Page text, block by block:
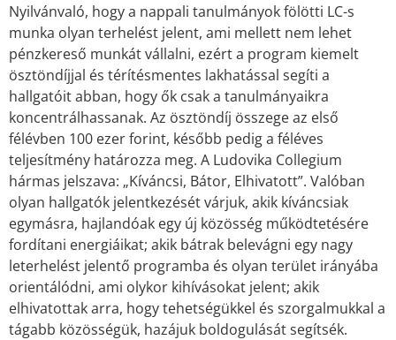
Nyilvánvaló, hogy a nappali tanulmányok fölötti LC-s
munka olyan terhelést jelent, ami mellett nem lehet
pénzkereső munkát vállalni, ezért a program kiemelt
ösztöndíjjal és térítésmentes lakhatással segíti a
hallgatóit abban, hogy ők csak a tanulmányaikra
koncentrálhassanak. Az ösztöndíj összege az első
félévben 100 ezer forint, később pedig a féléves
teljesítmény határozza meg. A Ludovika Collegium
hármas jelszava: „Kíváncsi, Bátor, Elhivatott”. Valóban
olyan hallgatók jelentkezését várjuk, akik kíváncsiak
egymásra, hajlandóak egy új közösség működtetésére
fordítani energiáikat; akik bátrak belevágni egy nagy
leterhelést jelentő programba és olyan terület irányába
orientálódni, ami olykor kihívásokat jelent; akik
elhivatottak arra, hogy tehetségükkel és szorgalmukkal a
tágabb közösségük, hazájuk boldogulását segítsék.